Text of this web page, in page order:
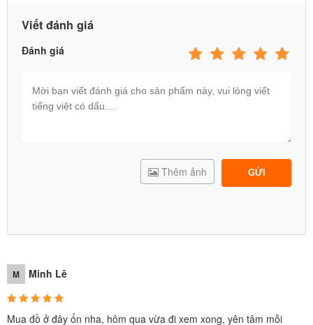
Viết đánh giá
Đánh giá
GỬI
Thêm ảnh
M Minh Lê
Mua đồ ở đây ổn nha, hôm qua vừa đi xem xong, yên tâm mỗi